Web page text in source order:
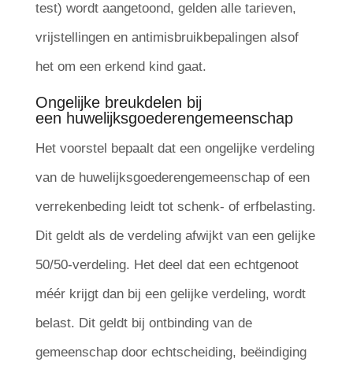
test) wordt aangetoond, gelden alle tarieven,
vrijstellingen en antimisbruikbepalingen alsof
het om een erkend kind gaat.
Ongelijke breukdelen bij
een huwelijksgoederengemeenschap
Het voorstel bepaalt dat een ongelijke verdeling
van de huwelijksgoederengemeenschap of een
verrekenbeding leidt tot schenk- of erfbelasting.
Dit geldt als de verdeling afwijkt van een gelijke
50/50-verdeling. Het deel dat een echtgenoot
méér krijgt dan bij een gelijke verdeling, wordt
belast. Dit geldt bij ontbinding van de
gemeenschap door echtscheiding, beëindiging